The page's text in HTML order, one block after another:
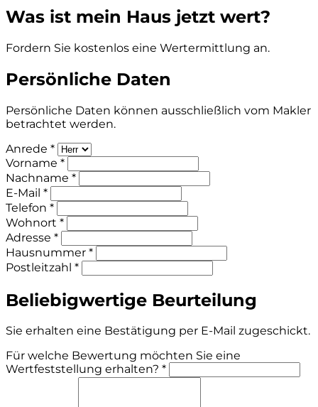
Was ist mein Haus jetzt wert?
Fordern Sie kostenlos eine Wertermittlung an.
Persönliche Daten
Persönliche Daten können ausschließlich vom Makler
betrachtet werden.
Anrede *
Vorname *
Nachname *
E-Mail *
Telefon *
Wohnort *
Adresse *
Hausnummer *
Postleitzahl *
Beliebigwertige Beurteilung
Sie erhalten eine Bestätigung per E-Mail zugeschickt.
Für welche Bewertung möchten Sie eine
Wertfeststellung erhalten? *